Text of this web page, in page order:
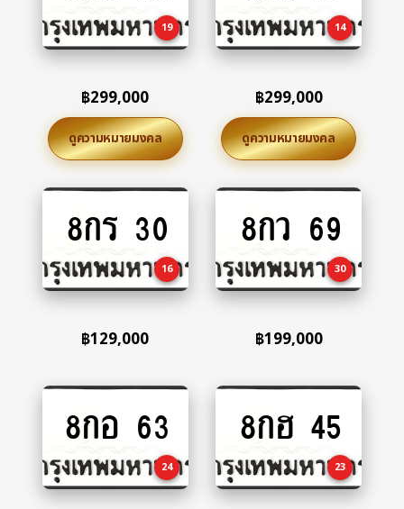
19
฿299,000
ดูความหมายมงคล
14
฿299,000
ดูความหมายมงคล
to
8กร 30
16
฿129,000
to
8กว 69
30
฿199,000
to
8กอ 63
24
to
8กฮ 45
23